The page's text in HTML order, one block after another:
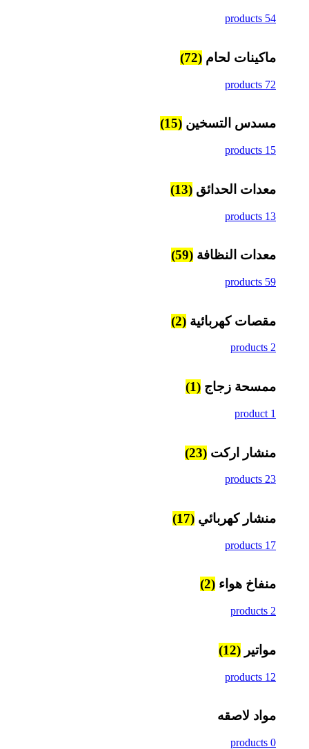
54 products
ماكينات لحام (72)
72 products
مسدس التسخين (15)
15 products
معدات الحدائق (13)
13 products
معدات النظافة (59)
59 products
مقصات كهربائية (2)
2 products
ممسحة زجاج (1)
1 product
منشار اركت (23)
23 products
منشار كهربائي (17)
17 products
منفاخ هواء (2)
2 products
مواتير (12)
12 products
مواد لاصقه
0 products